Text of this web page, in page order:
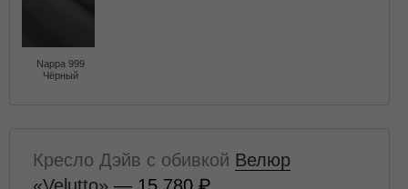
Nappa 999
Чёрный
Кресло Дэйв с обивкой Велюр